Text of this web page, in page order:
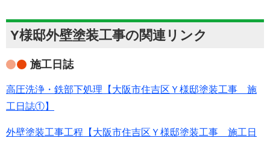
Y様邸外壁塗装工事の関連リンク
施工日誌
高圧洗浄・鉄部下処理【大阪市住吉区Ｙ様邸塗装工事 施
工日誌①】
外壁塗装工事工程【大阪市住吉区Ｙ様邸塗装工事 施工日